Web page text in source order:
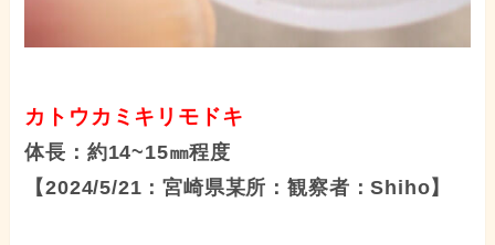
カトウカミキリモドキ
体長：約14~15㎜程度
【2024/5/21：宮崎県某所：観察者：Shiho】